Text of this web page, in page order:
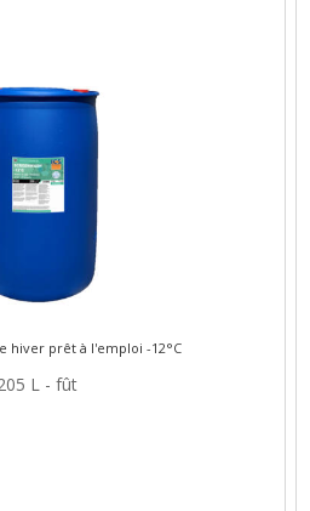
hiver prêt à l'emploi -12°C
L - fût